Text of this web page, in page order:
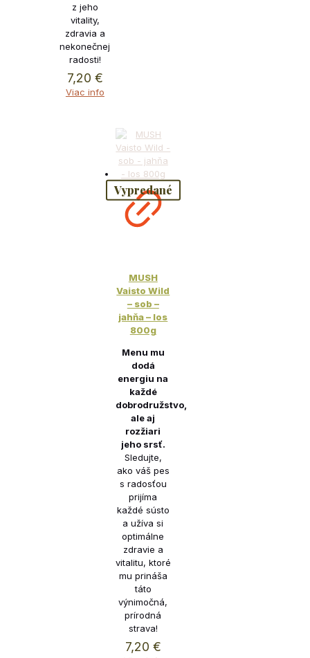
z jeho
vitality,
zdravia a
nekonečnej
radosti!
7,20 €
Viac info
Vypredané
MUSH
Vaisto Wild
– sob –
jahňa – los
800g
Menu mu
dodá
energiu na
každé
dobrodružstvo,
ale aj
rozžiari
jeho srsť.
Sledujte,
ako váš pes
s radosťou
prijíma
každé sústo
a užíva si
optimálne
zdravie a
vitalitu, ktoré
mu prináša
táto
výnimočná,
prírodná
strava!
7,20 €